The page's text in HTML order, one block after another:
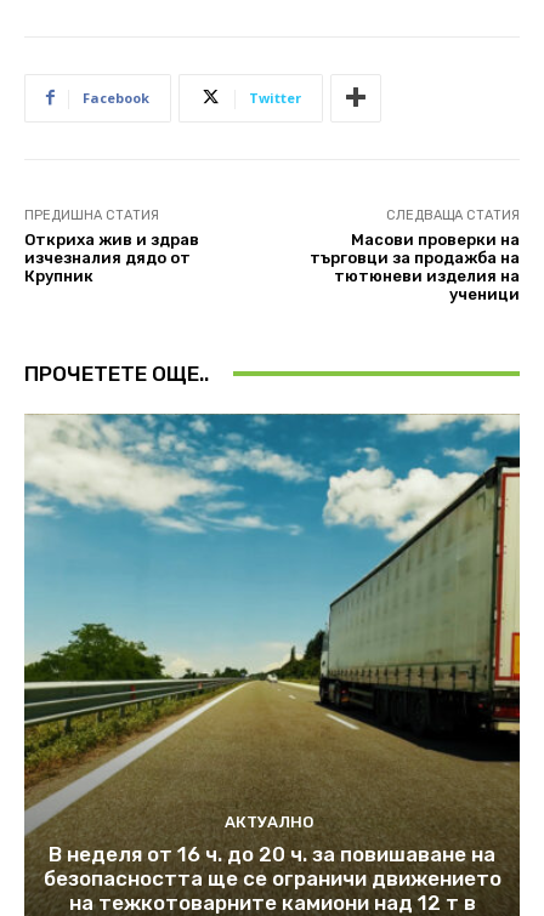
Facebook Twitter
ПРЕДИШНА СТАТИЯ
Откриха жив и здрав
изчезналия дядо от
Крупник
СЛЕДВАЩА СТАТИЯ
Масови проверки на
търговци за продажба на
тютюневи изделия на
ученици
ПРОЧЕТЕТЕ ОЩЕ..
АКТУАЛНО
В неделя от 16 ч. до 20 ч. за повишаване на
безопасността ще се ограничи движението
на тежкотоварните камиони над 12 т в